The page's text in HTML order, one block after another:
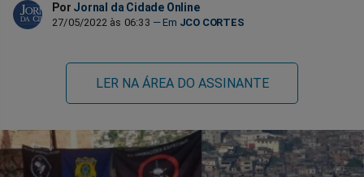
Por Jornal da Cidade Online
27/05/2022 às 06:33 JCO CORTES
LER NA ÁREA DO ASSINANTE